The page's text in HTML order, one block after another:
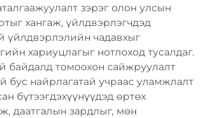
зэрэг олон улсын
хангаж, үйлдвэрлэгчдэд
үйлдвэрлэлийн чадавхыг
хариуцлагыг нотлоход тусалдаг.
байдалд томоохон сайжруулалт
бус найрлагатай учраас уламжлалт
бүтээгдэхүүнүүдэд өртөх
даатгалын зардлыг, мөн